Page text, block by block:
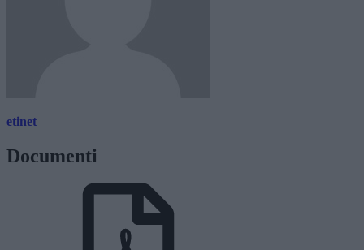
etinet
Documenti